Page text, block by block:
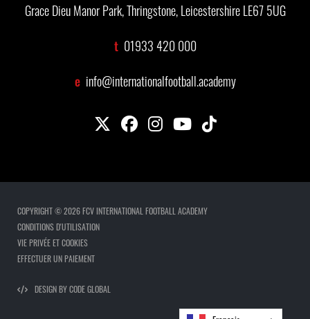
Grace Dieu Manor Park, Thringstone, Leicestershire LE67 5UG
t 01933 420 000
e info@internationalfootball.academy
COPYRIGHT © 2026 FCV INTERNATIONAL FOOTBALL ACADEMY
CONDITIONS D'UTILISATION
VIE PRIVÉE ET COOKIES
EFFECTUER UN PAIEMENT
DESIGN BY CODE GLOBAL